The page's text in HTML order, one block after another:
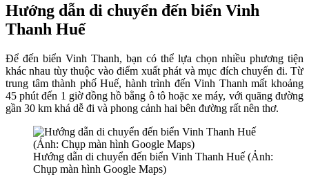
Hướng dẫn di chuyển đến biển Vinh
Thanh Huế
Để đến biển Vinh Thanh, bạn có thể lựa chọn nhiều phương tiện
khác nhau tùy thuộc vào điểm xuất phát và mục đích chuyến đi. Từ
trung tâm thành phố Huế, hành trình đến Vinh Thanh mất khoảng
45 phút đến 1 giờ đồng hồ bằng ô tô hoặc xe máy, với quãng đường
gần 30 km khá dễ đi và phong cảnh hai bên đường rất nên thơ.
Hướng dẫn di chuyển đến biển Vinh Thanh Huế (Ảnh:
Chụp màn hình Google Maps)